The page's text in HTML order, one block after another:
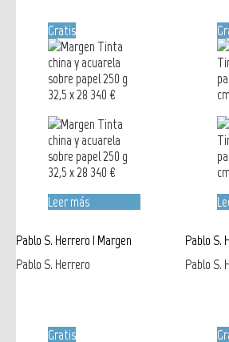
Gratis
Leer más
Pablo S. Herrero | Margen
Pablo S. Herrero
Pablo S.
Pablo S.
Gratis